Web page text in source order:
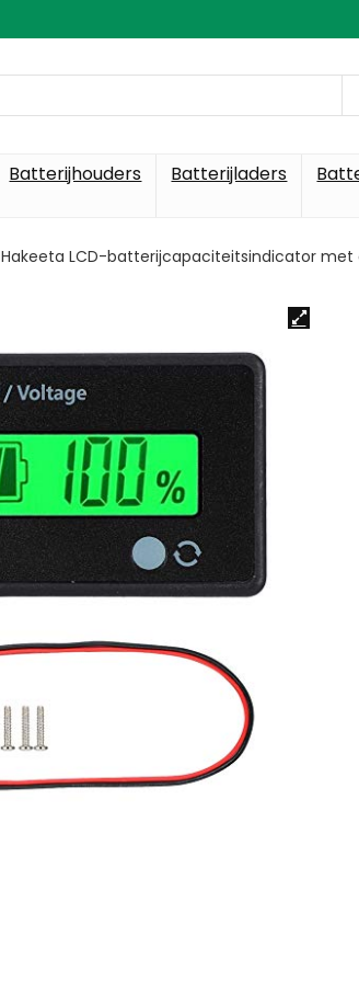
Batterijhouders Batterijladers
Hakeeta LCD-batterijcapaciteitsindicator